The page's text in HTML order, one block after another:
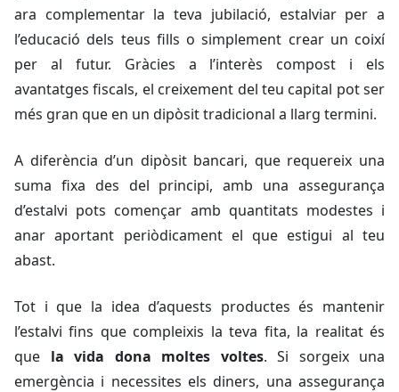
ara complementar la teva jubilació, estalviar per a
l’educació dels teus fills o simplement crear un coixí
per al futur. Gràcies a l’interès compost i els
avantatges fiscals, el creixement del teu capital pot ser
més gran que en un dipòsit tradicional a llarg termini.
A diferència d’un dipòsit bancari, que requereix una
suma fixa des del principi, amb una assegurança
d’estalvi pots començar amb quantitats modestes i
anar aportant periòdicament el que estigui al teu
abast.
Tot i que la idea d’aquests productes és mantenir
l’estalvi fins que compleixis la teva fita, la realitat és
que la vida dona moltes voltes. Si sorgeix una
emergència i necessites els diners, una assegurança